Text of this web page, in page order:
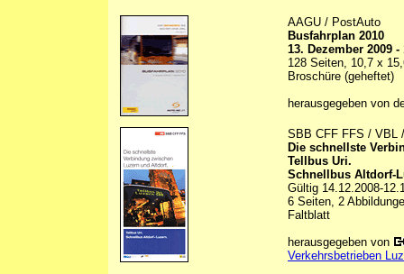
AAGU / PostAuto
Busfahrplan 2010
13. Dezember 2009 -
128 Seiten, 10,7 x
Broschüre (geheftet)
herausgegeben von
SBB CFF FFS / VBL
Die schnellste
Tellbus Uri.
Schnellbus Altdorf-
Gültig 14.12.2008-
6 Seiten, 2
Faltblatt
herausgegeben von
Verkehrsbetrieben